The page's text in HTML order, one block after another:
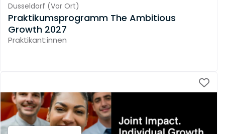
Dusseldorf (Vor Ort)
Praktikumsprogramm The Ambitious
Growth 2027
Praktikant:innen